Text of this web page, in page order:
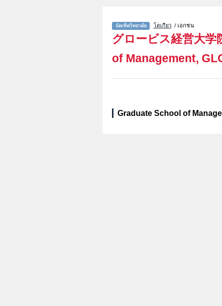
โตเกียว/ เอกชน
グロービス経営大学
of Management,
Graduate School of